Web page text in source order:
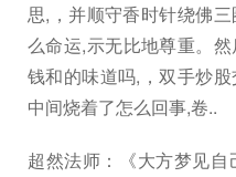
思,，并顺守香时针绕佛
么命运,示无比地尊重。
钱和的味道吗,，双手炒
中间烧着了怎么回事,卷..
超然法师：《大方梦见